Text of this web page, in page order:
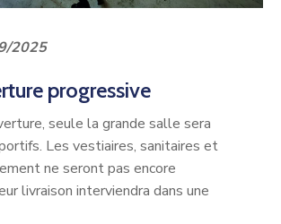
2025
progressive
seule la grande salle sera
Les vestiaires, sanitaires et
ne seront pas encore
livraison interviendra dans une